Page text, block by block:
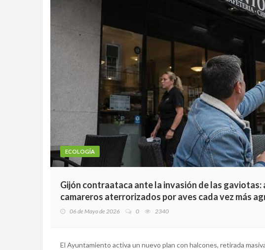
ECOLOGÍA
Gijón contraataca ante la invasión de las
camareros aterrorizados por aves cada vez más
06 de Mayo de 2026 0 2340
El Ayuntamiento activa un nuevo plan con halcones, retirada